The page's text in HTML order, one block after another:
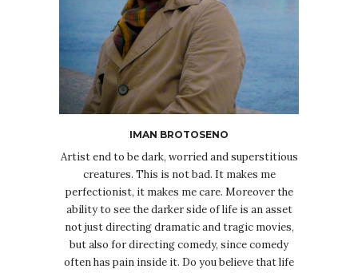
IMAN BROTOSENO
Artist end to be dark, worried and superstitious
creatures. This is not bad. It makes me
perfectionist, it makes me care. Moreover the
ability to see the darker side of life is an asset
not just directing dramatic and tragic movies,
but also for directing comedy, since comedy
often has pain inside it. Do you believe that life